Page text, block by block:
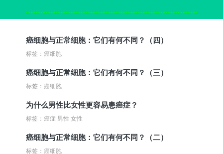
癌细胞与正常细胞：它们有何不同？（四）
标签：癌细胞
癌细胞与正常细胞：它们有何不同？（三）
标签：癌细胞
为什么男性比女性更容易患癌症？
标签：癌症 男性 女性
癌细胞与正常细胞：它们有何不同？（二）
标签：癌细胞